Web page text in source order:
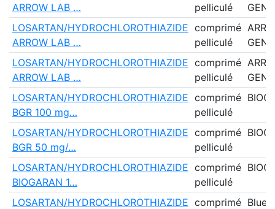
ARROW LAB …
pelliculé
LOSARTAN/HYDROCHLOROTHIAZIDE
ARROW LAB …
comprimé
pelliculé
LOSARTAN/HYDROCHLOROTHIAZIDE
ARROW LAB …
comprimé
pelliculé
LOSARTAN/HYDROCHLOROTHIAZIDE
BGR 100 mg…
comprimé
pelliculé
LOSARTAN/HYDROCHLOROTHIAZIDE
BGR 50 mg/…
comprimé
pelliculé
LOSARTAN/HYDROCHLOROTHIAZIDE
BIOGARAN 1…
comprimé
pelliculé
LOSARTAN/HYDROCHLOROTHIAZIDE comprimé